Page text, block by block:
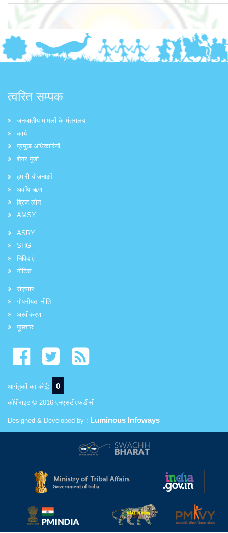
त्वरित सम्पक
जनजातीय मामलों के मंत्रालय
कार्य
प्रमुख अधिकारियों
शेयर पूंजी
हमारी योजनाओं
अवधि ऋण
ब्रिज लोन
AMSY
ASRY
SHG
निविदाएं
नोटिस
रोज़गार
गोपनीयता नीति
अस्वीकरण
पूछताछ
आगंतुकों का कोई: 0
कॉपीराइट © 2016 एनएसटीएफडीसी
Designed & Developed by : Luminous Infoways